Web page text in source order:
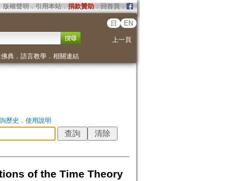
版權聲明 ． 引用本站． 捐款贊助．回首頁．
日 EN
上一頁
典． 語言教學． 相關連結
歷史 ． 使用說明
of the Time Theory